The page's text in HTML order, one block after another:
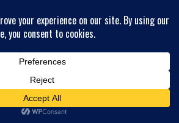
าเลสไตน์ : จากแผ่นดินโบราณสู่
แห่งวันสิ้นโลก (56)